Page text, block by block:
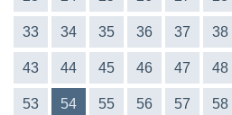
33 34 35 36 37 38
43 44 45 46 47 48
53 54 55 56 57 58